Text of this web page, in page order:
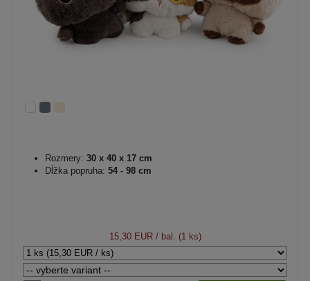
Rozmery: 30 x 40 x 17 cm
Dĺžka popruha: 54 - 98 cm
15,30 EUR/ bal. (1 ks)